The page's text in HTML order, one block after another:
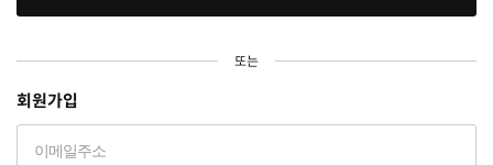
또는
회원가입